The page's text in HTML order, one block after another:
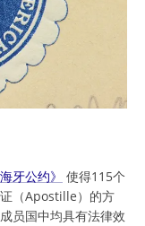
海牙公约》
使得115个
（Apostille）的方
员国中均具有法律效